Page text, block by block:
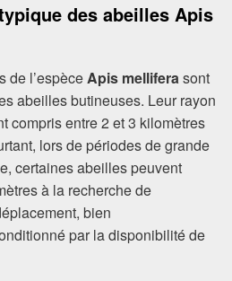
des abeilles Apis
de l’espèceApis melliferasont
abeilles butineuses. Leur rayon
compris entre 2 et 3 kilomètres
lors de périodes de grande
certaines abeilles peuvent
à la recherche de
bien
par la disponibilité de